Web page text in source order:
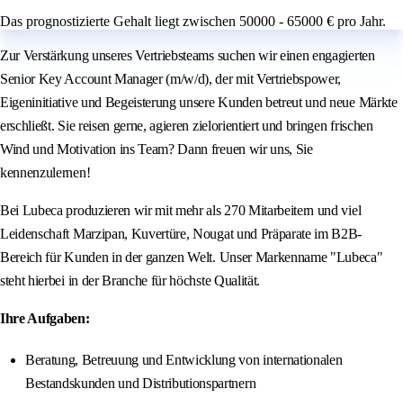
Das prognostizierte Gehalt liegt zwischen 50000 - 65000 € pro Jahr.
Zur Verstärkung unseres Vertriebsteams suchen wir einen engagierten
Senior Key Account Manager (m/w/d), der mit Vertriebspower,
Eigeninitiative und Begeisterung unsere Kunden betreut und neue Märkte
erschließt. Sie reisen gerne, agieren zielorientiert und bringen frischen
Wind und Motivation ins Team? Dann freuen wir uns, Sie
kennenzulernen!
Bei Lubeca produzieren wir mit mehr als 270 Mitarbeitern und viel
Leidenschaft Marzipan, Kuvertüre, Nougat und Präparate im B2B-
Bereich für Kunden in der ganzen Welt. Unser Markenname "Lubeca"
steht hierbei in der Branche für höchste Qualität.
Ihre Aufgaben:
Beratung, Betreuung und Entwicklung von internationalen
Bestandskunden und Distributionspartnern